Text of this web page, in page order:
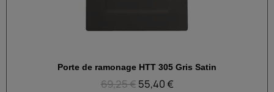
Aperçu rapide
Porte de ramonage HTT 305 Gris Satin
69,25 € 55,40 €